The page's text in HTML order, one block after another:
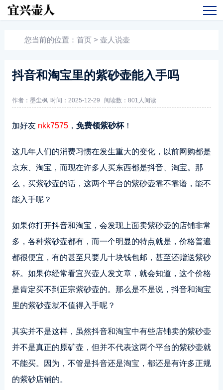
您当前的位置： 首页 > 壶人说壶
抖音和淘宝里的紫砂壶能入手吗
作者：墨尘枫 时间：2025-12-29 阅读数： 801人阅读
加好友 nkk7575， 免费领紫砂杯！
这几年人们的消费习惯在发生重大的变化，以前网购都是
京东、淘宝，而现在许多人买东西都是抖音、淘宝。那
么，买紫砂壶的话，这两个平台的紫砂壶靠不靠谱，能不
能入手呢？
如果你打开抖音和淘宝，会发现上面卖紫砂壶的店铺非常
多，各种紫砂壶都有，而一个明显的特点就是，价格普遍
都很便宜，有的甚至只要几十块钱包邮，甚至还赠送紫砂
杯。如果你经常看宜兴壶人发文章，就会知道，这个价格
是肯定买不到正宗紫砂壶的。那么是不是说，抖音和淘宝
里的紫砂壶就不值得入手呢？
其实并不是这样，虽然抖音和淘宝中有些店铺卖的紫砂壶
并不是真正的原矿壶，但并不代表这两个平台的紫砂壶就
不能买。因为，不管是抖音还是淘宝，都还是有许多正规
的紫砂店铺的。